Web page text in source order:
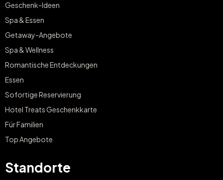
Geschenk-Ideen
Spa & Essen
Getaway-Angebote
Spa & Wellness
Romantische Entdeckungen
Essen
Sofortige Reservierung
Hotel Treats Geschenkkarte
Für Familien
Top Angebote
Standorte